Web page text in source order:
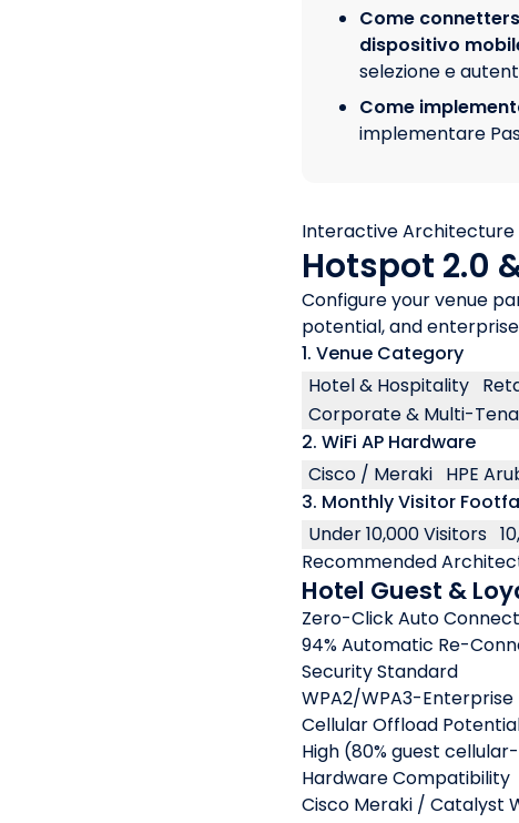
Come
dispositivo
selezione e
Come
implementare
Interactive Architecture
Hotspot 2.0
Configure your venue
potential, and
1. Venue Category
Hotel & Hospitality
Corporate & Multi-
2. WiFi AP Hardware
Cisco / Meraki HPE
3. Monthly Visitor
Under 10,000 Visitors
Recommended
Hotel Guest &
Zero-Click Auto Connect
94% Automatic Re-
Security Standard
WPA2/WPA3-Enterprise
Cellular Offload
High (80% guest
Hardware Compatibility
Cisco Meraki / Catalyst